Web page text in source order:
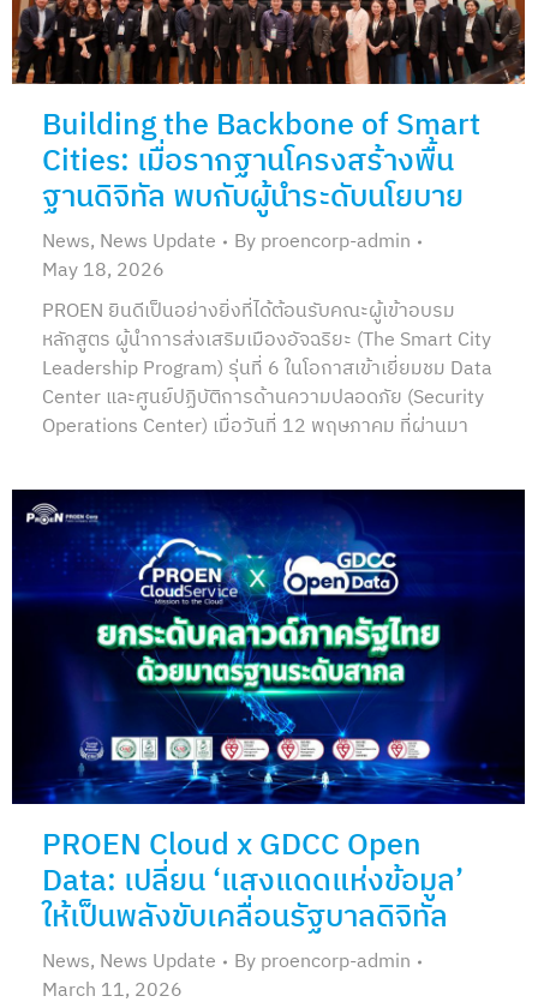
Building the Backbone of Smart
Cities: เมื่อรากฐานโครงสร้างพื้น
ฐานดิจิทัล พบกับผู้นำระดับนโยบาย
News, News Update Byproencorp-admin
May 18, 2026
PROEN ยินดีเป็นอย่างยิ่งที่ได้ต้อนรับคณะผู้เข้าอบรม
หลักสูตร ผู้นำการส่งเสริมเมืองอัจฉริยะ (The Smart City
Leadership Program) รุ่นที่ 6 ในโอกาสเข้าเยี่ยมชม Data
Center และศูนย์ปฏิบัติการด้านความปลอดภัย (Security
Operations Center) เมื่อวันที่ 12 พฤษภาคม ที่ผ่านมา
PROEN Cloud x GDCC Open
Data: เปลี่ยน ‘แสงแดดแห่งข้อมูล’
ให้เป็นพลังขับเคลื่อนรัฐบาลดิจิทัล
News, News Update Byproencorp-admin
March 11, 2026